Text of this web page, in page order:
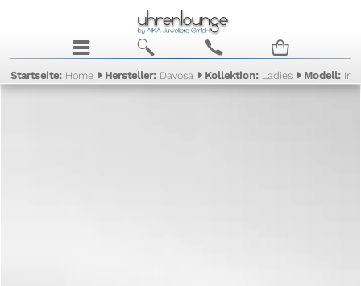
j b c n
Startseite: Home Hersteller: Davosa Kollektion: Ladies Modell: